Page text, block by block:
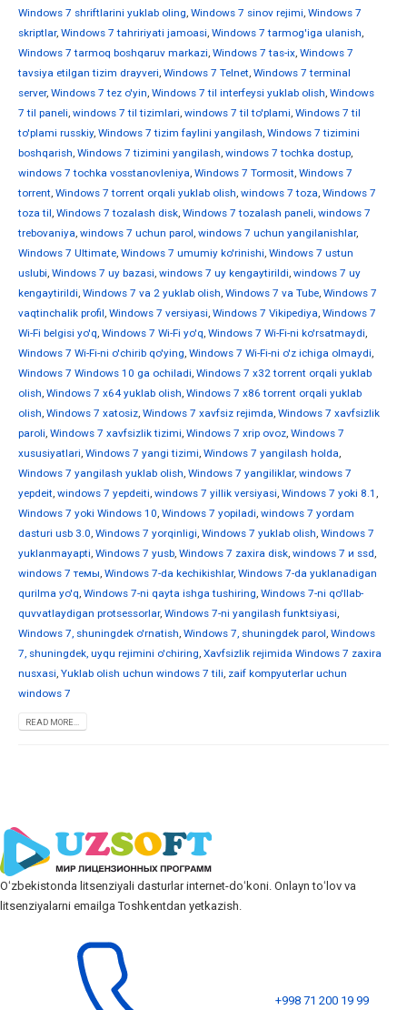
Windows 7 shriftlarini yuklab oling, Windows 7 sinov rejimi, Windows 7
skriptlar, Windows 7 tahririyati jamoasi, Windows 7 tarmog'iga ulanish,
Windows 7 tarmoq boshqaruv markazi, Windows 7 tas-ix, Windows 7
tavsiya etilgan tizim drayveri, Windows 7 Telnet, Windows 7 terminal
server, Windows 7 tez o'yin, Windows 7 til interfeysi yuklab olish, Windows
7 til paneli, windows 7 til tizimlari, windows 7 til to'plami, Windows 7 til
to'plami russkiy, Windows 7 tizim faylini yangilash, Windows 7 tizimini
boshqarish, Windows 7 tizimini yangilash, windows 7 tochka dostup,
windows 7 tochka vosstanovleniya, Windows 7 Tormosit, Windows 7
torrent, Windows 7 torrent orqali yuklab olish, windows 7 toza, Windows 7
toza til, Windows 7 tozalash disk, Windows 7 tozalash paneli, windows 7
trebovaniya, windows 7 uchun parol, windows 7 uchun yangilanishlar,
Windows 7 Ultimate, Windows 7 umumiy ko'rinishi, Windows 7 ustun
uslubi, Windows 7 uy bazasi, windows 7 uy kengaytirildi, windows 7 uy
kengaytirildi, Windows 7 va 2 yuklab olish, Windows 7 va Tube, Windows 7
vaqtinchalik profil, Windows 7 versiyasi, Windows 7 Vikipediya, Windows 7
Wi-Fi belgisi yo'q, Windows 7 Wi-Fi yo'q, Windows 7 Wi-Fi-ni ko'rsatmaydi,
Windows 7 Wi-Fi-ni o'chirib qo'ying, Windows 7 Wi-Fi-ni o'z ichiga olmaydi,
Windows 7 Windows 10 ga ochiladi, Windows 7 x32 torrent orqali yuklab
olish, Windows 7 x64 yuklab olish, Windows 7 x86 torrent orqali yuklab
olish, Windows 7 xatosiz, Windows 7 xavfsiz rejimda, Windows 7 xavfsizlik
paroli, Windows 7 xavfsizlik tizimi, Windows 7 xrip ovoz, Windows 7
xususiyatlari, Windows 7 yangi tizimi, Windows 7 yangilash holda,
Windows 7 yangilash yuklab olish, Windows 7 yangiliklar, windows 7
yepdeit, windows 7 yepdeiti, windows 7 yillik versiyasi, Windows 7 yoki 8.1 ,
Windows 7 yoki Windows 10, Windows 7 yopiladi, windows 7 yordam
dasturi usb 3.0, Windows 7 yorqinligi, Windows 7 yuklab olish, Windows 7
yuklanmayapti, Windows 7 yusb, Windows 7 zaxira disk, windows 7 и ssd,
windows 7 темы, Windows 7-da kechikishlar, Windows 7-da yuklanadigan
qurilma yo'q, Windows 7-ni qayta ishga tushiring, Windows 7-ni qo'llab-
quvvatlaydigan protsessorlar, Windows 7-ni yangilash funktsiyasi,
Windows 7, shuningdek o'rnatish, Windows 7, shuningdek parol, Windows
7, shuningdek, uyqu rejimini o'chiring, Xavfsizlik rejimida Windows 7 zaxira
nusxasi, Yuklab olish uchun windows 7 tili, zaif kompyuterlar uchun
windows 7
READ MORE...
Oʻzbekistonda litsenziyali dasturlar internet-doʻkoni. Onlayn toʻlov va
litsenziyalarni emailga Toshkentdan yetkazish.
+998 71 200 19 99